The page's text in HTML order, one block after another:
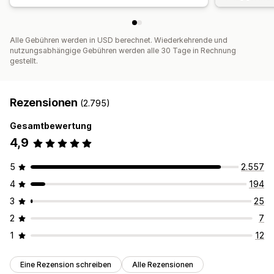
Alle Gebühren werden in USD berechnet. Wiederkehrende und
nutzungsabhängige Gebühren werden alle 30 Tage in Rechnung
gestellt.
Rezensionen (2.795)
Gesamtbewertung
4,9
5
2.557
4
194
3
25
2
7
1
12
Eine Rezension schreiben Alle Rezensionen